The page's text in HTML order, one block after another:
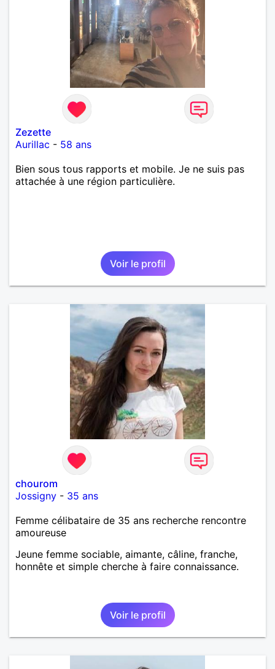
Zezette
Aurillac - 58 ans
Bien sous tous rapports et mobile. Je ne suis pas
attachée à une région particulière.
Voir le profil
chourom
Jossigny - 35 ans
Femme célibataire de 35 ans recherche rencontre
amoureuse
Jeune femme sociable, aimante, câline, franche,
honnête et simple cherche à faire connaissance.
Voir le profil